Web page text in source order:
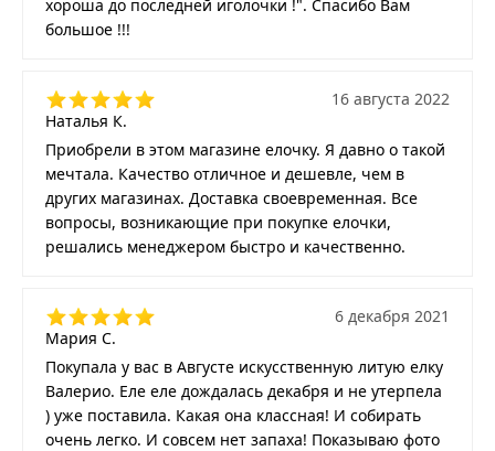
хороша до последней иголочки !". Спасибо Вам
большое !!!
Наталья К.
16 августа 2022
Приобрели в этом магазине елочку. Я давно о такой
мечтала. Качество отличное и дешевле, чем в
других магазинах. Доставка своевременная. Все
вопросы, возникающие при покупке елочки,
решались менеджером быстро и качественно.
Мария С.
6 декабря 2021
Покупала у вас в Августе искусственную литую елку
Валерио. Еле еле дождалась декабря и не утерпела
) уже поставила. Какая она классная! И собирать
очень легко. И совсем нет запаха! Показываю фото